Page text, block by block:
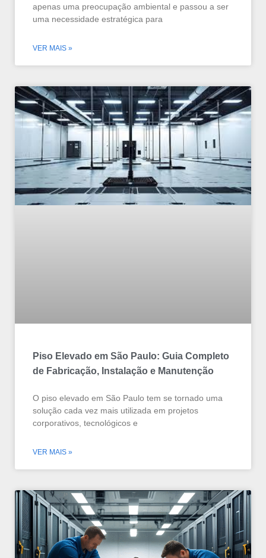
apenas uma preocupação ambiental e passou a ser
uma necessidade estratégica para
VER MAIS »
Piso Elevado em São Paulo: Guia Completo
de Fabricação, Instalação e Manutenção
O piso elevado em São Paulo tem se tornado uma
solução cada vez mais utilizada em projetos
corporativos, tecnológicos e
VER MAIS »